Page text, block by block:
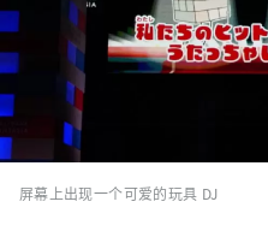
屏幕上出现一个可爱的玩具 DJ